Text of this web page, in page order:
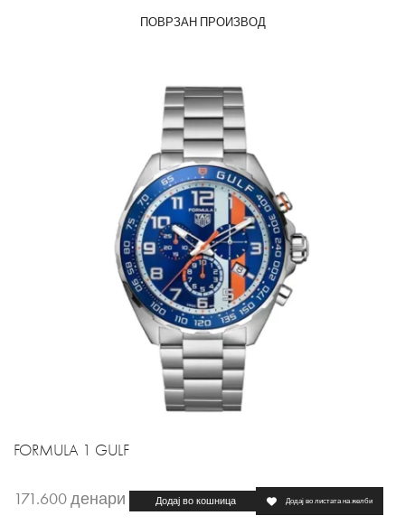
ПОВРЗАН ПРОИЗВОД
FORMULA 1 GULF
171.600денари Додај во кошница Додај во листата на желби